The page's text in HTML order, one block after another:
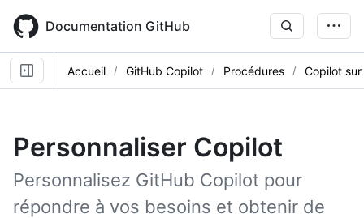
main
content
Documentation GitHub
Accueil GitHub Copilot Procédures Copilot
Personnaliser Copilot
Personnalisez GitHub Copilot pour
répondre à vos besoins et obtenir de